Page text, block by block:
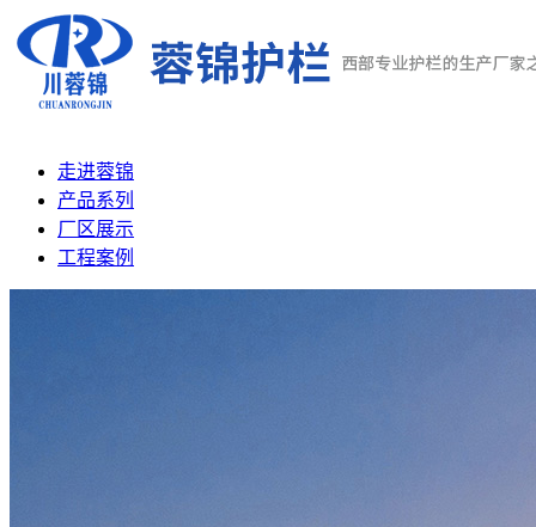
走进蓉锦
产品系列
厂区展示
工程案例